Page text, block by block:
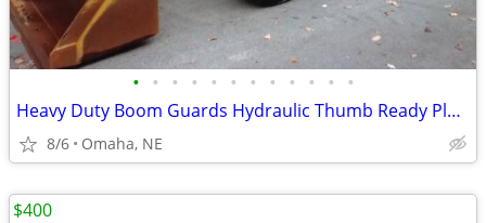
• • • • • • • • • • • •
Heavy Duty Boom Guards Hydraulic Thumb Ready Plumbing 13502 Boyd St, O
8/6 Omaha, NE
$400